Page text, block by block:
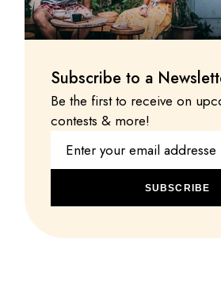
Subscribe to a
Be the first to receive on
contests & more!
SUBSCRIBE